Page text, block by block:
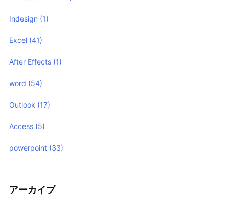
Indesign (1)
Excel (41)
After Effects (1)
word (54)
Outlook (17)
Access (5)
powerpoint (33)
アーカイブ